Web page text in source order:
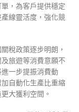
， 為客戶提供穩定
線靈活度 ， 強化競
稅政策逐步明朗，
旅遊等消費意願不
一步提振消費動
自動化生產比重縮
大獲利空間 。